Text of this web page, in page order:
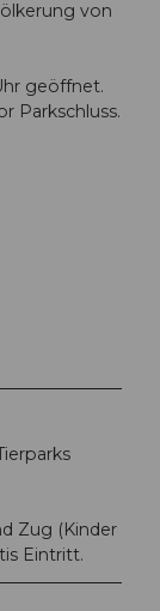
von
geöffnet.
Parkschluss.
Zug (Kinder
Eintritt.